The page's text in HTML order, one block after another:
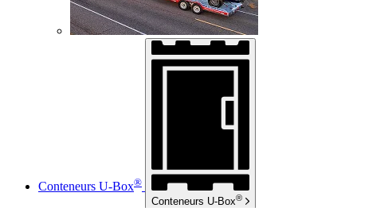
Conteneurs U-Box®
Conteneurs U-Box®